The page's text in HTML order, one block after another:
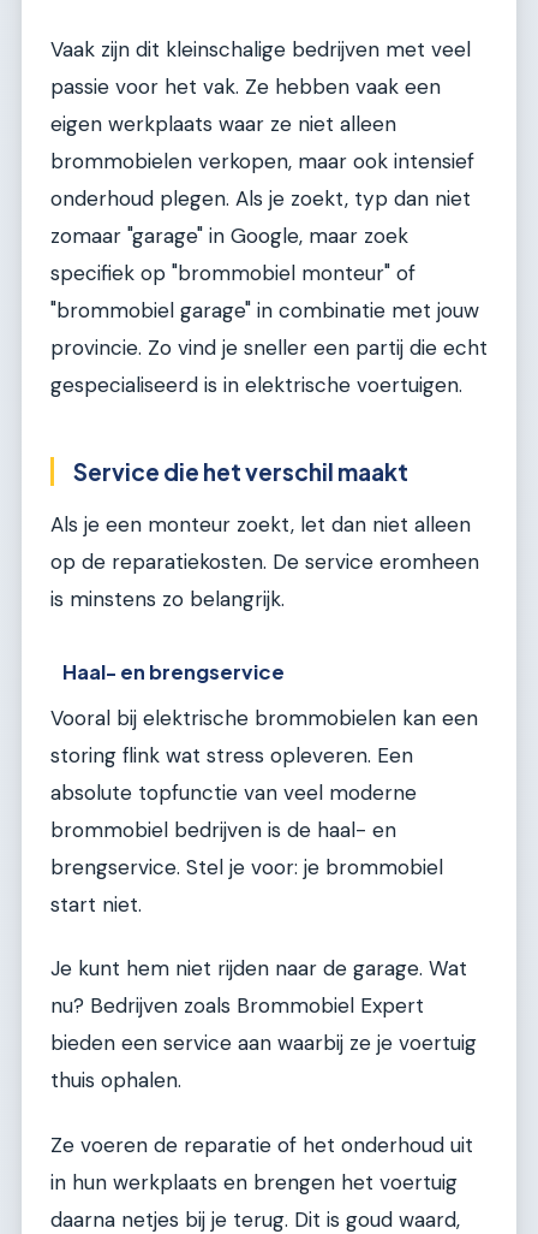
Vaak zijn dit kleinschalige bedrijven met veel
passie voor het vak. Ze hebben vaak een
eigen werkplaats waar ze niet alleen
brommobielen verkopen, maar ook intensief
onderhoud plegen. Als je zoekt, typ dan niet
zomaar "garage" in Google, maar zoek
specifiek op "brommobiel monteur" of
"brommobiel garage" in combinatie met jouw
provincie. Zo vind je sneller een partij die echt
gespecialiseerd is in elektrische voertuigen.
Service die het verschil maakt
Als je een monteur zoekt, let dan niet alleen
op de reparatiekosten. De service eromheen
is minstens zo belangrijk.
Haal- en brengservice
Vooral bij elektrische brommobielen kan een
storing flink wat stress opleveren. Een
absolute topfunctie van veel moderne
brommobiel bedrijven is de haal- en
brengservice. Stel je voor: je brommobiel
start niet.
Je kunt hem niet rijden naar de garage. Wat
nu? Bedrijven zoals Brommobiel Expert
bieden een service aan waarbij ze je voertuig
thuis ophalen.
Ze voeren de reparatie of het onderhoud uit
in hun werkplaats en brengen het voertuig
daarna netjes bij je terug. Dit is goud waard,